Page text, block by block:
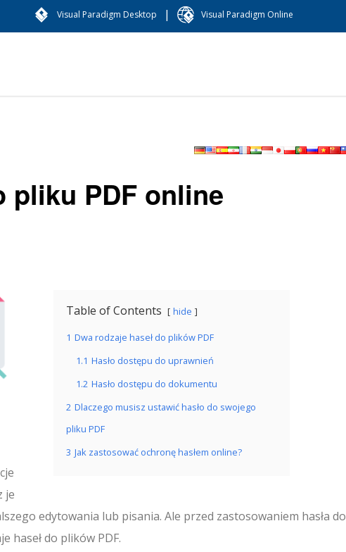
Visual Paradigm Desktop | Visual Paradigm Online
pliku PDF online
Table of Contents hide
1 Dwa rodzaje haseł do plików PDF
1.1 Hasło dostępu do uprawnień
1.2 Hasło dostępu do dokumentu
2 Dlaczego musisz ustawić hasło do swojego
pliku PDF
3 Jak zastosować ochronę hasłem online?
je
edytowania lub pisania. Ale przed zastosowaniem hasła do
haseł do plików PDF.